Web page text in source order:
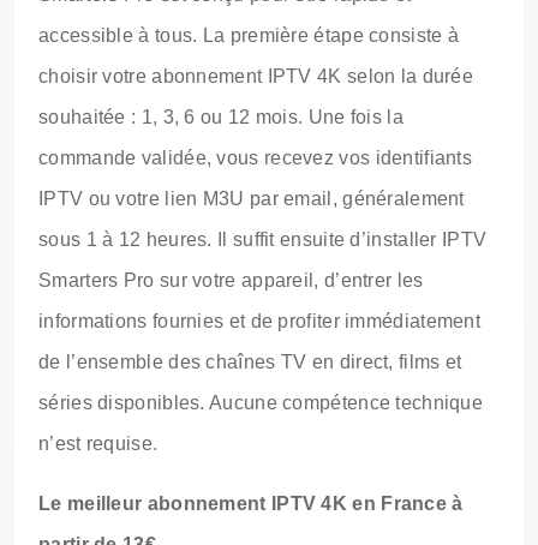
accessible à tous. La première étape consiste à
choisir votre abonnement IPTV 4K selon la durée
souhaitée : 1, 3, 6 ou 12 mois. Une fois la
commande validée, vous recevez vos identifiants
IPTV ou votre lien M3U par email, généralement
sous 1 à 12 heures. Il suffit ensuite d’installer IPTV
Smarters Pro sur votre appareil, d’entrer les
informations fournies et de profiter immédiatement
de l’ensemble des chaînes TV en direct, films et
séries disponibles. Aucune compétence technique
n’est requise.
Le meilleur abonnement IPTV 4K en France à